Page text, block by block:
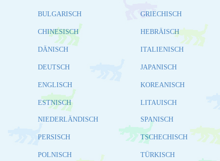
BULGARISCH
CHINESISCH
DÄNISCH
DEUTSCH
ENGLISCH
ESTNISCH
GRIECHISCH
HEBRÄISCH
ITALIENISCH
JAPANISCH
KOREANISCH
LITAUISCH
NIEDERLÄNDISCH
PERSISCH
POLNISCH
SPANISCH
TSCHECHISCH
TÜRKISCH